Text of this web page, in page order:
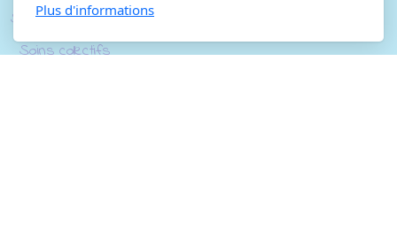
Sonothérapie
Soins collectifs
Plus d'informations